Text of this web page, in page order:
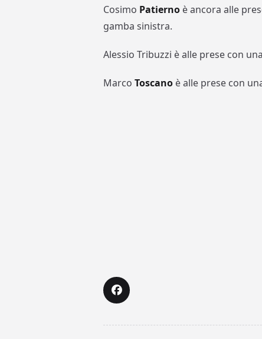
Cosimo Patierno è ancora alle
gamba sinistra.
Alessio Tribuzzi è alle prese con
MarcoToscano è alle prese con